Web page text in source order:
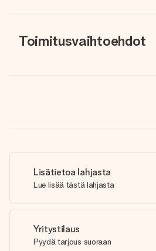
Toimitusvaihtoehdot
Lisätietoa lahjasta
Lue lisää tästä lahjasta
Yritystilaus
Pyydä tarjous suoraan